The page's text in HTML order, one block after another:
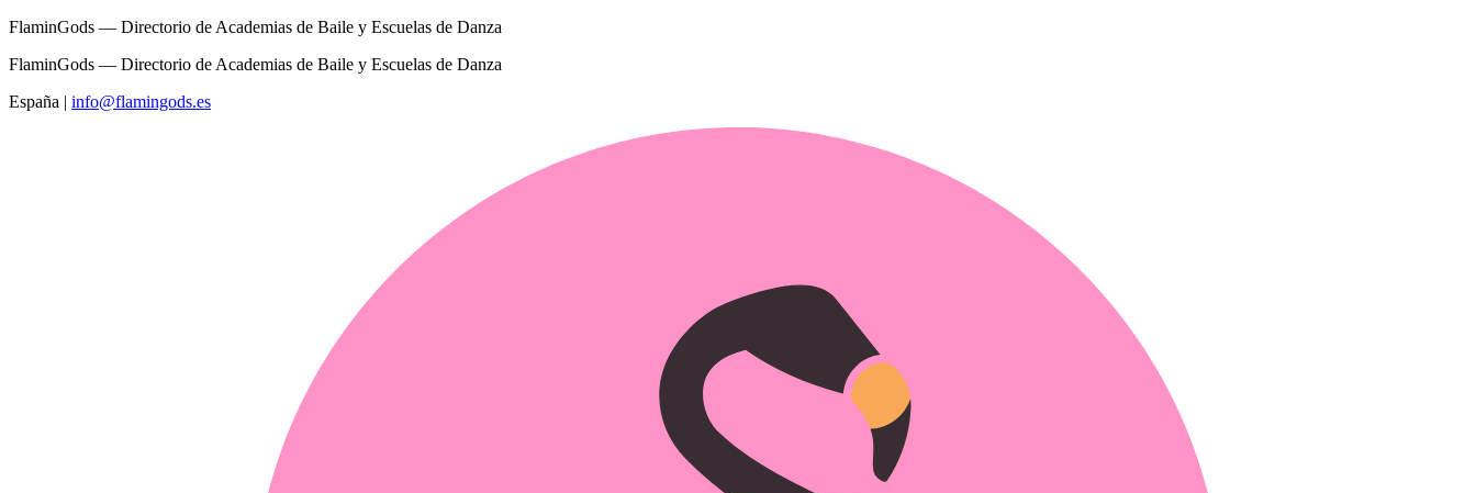
FlaminGods — Directorio de Academias de Baile y Escuelas de Danza
FlaminGods — Directorio de Academias de Baile y Escuelas de Danza
España | info@flamingods.es